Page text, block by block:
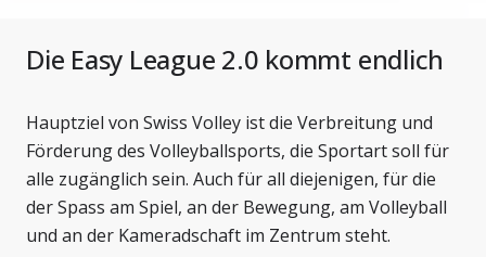
Die Easy League 2.0 kommt endlich
Hauptziel von Swiss Volley ist die Verbreitung und
Förderung des Volleyballsports, die Sportart soll für
alle zugänglich sein. Auch für all diejenigen, für die
der Spass am Spiel, an der Bewegung, am Volleyball
und an der Kameradschaft im Zentrum steht.